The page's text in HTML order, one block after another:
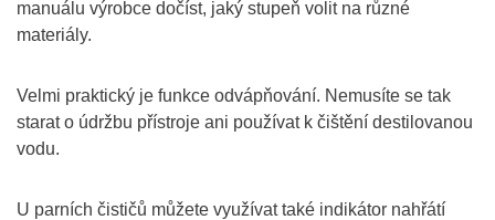
manuálu výrobce dočíst, jaký stupeň volit na různé
materiály.
Velmi praktický je funkce odvápňování. Nemusíte se tak
starat o údržbu přístroje ani používat k čištění destilovanou
vodu.
U parních čističů můžete využívat také indikátor nahřátí